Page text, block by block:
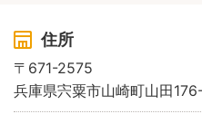
住所
〒671-2575
兵庫県宍粟市山崎町山田